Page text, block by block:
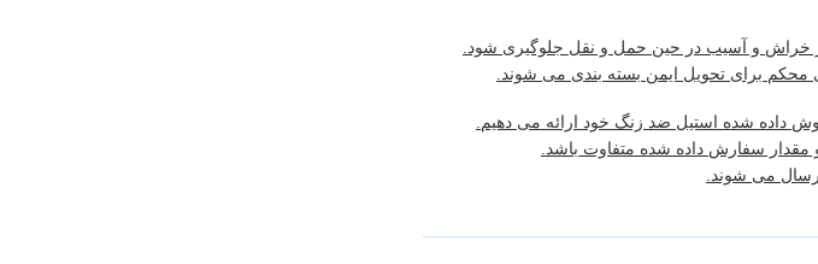
خراش و آسیب در حین حمل و نقل جلوگیری شود.
برای تحویل ایمن بسته بندی می شوند.
داده شده استیل ضد زنگ خود ارائه می دهیم.
سفارش داده شده متفاوت باشد.